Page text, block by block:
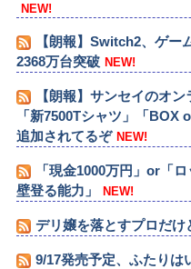
NEW!
【朗報】Switch2、ゲー
2368万台突破 NEW!
【朗報】サンセイのオ
「新7500Tシャツ」「
追加されてるぞ NEW!
「現金1000万円」or「
壁登る能力」
NEW!
デリ嬢を落とすプロだけ
9/17発売予定、ふたりは